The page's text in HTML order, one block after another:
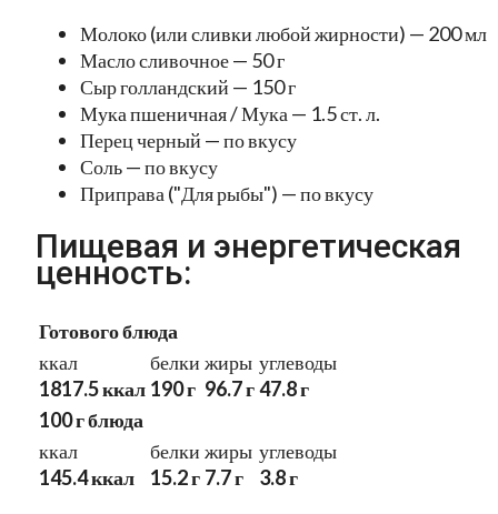
Молоко (или сливки любой жирности) — 200 мл
Масло сливочное — 50 г
Сыр голландский — 150 г
Мука пшеничная / Мука — 1.5 ст. л.
Перец черный — по вкусу
Соль — по вкусу
Приправа ("Для рыбы") — по вкусу
Пищевая и энергетическая
ценность:
Готового блюда
ккал
1817.5 ккал
белки
190 г
жиры
96.7 г
углеводы
47.8 г
100 г блюда
ккал
145.4 ккал
белки
15.2 г
жиры
7.7 г
углеводы
3.8 г